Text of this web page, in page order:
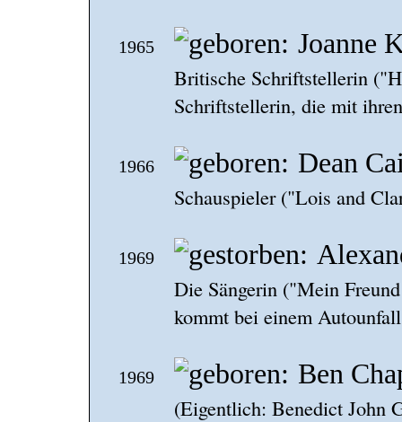
1965 Joanne
Britische Schriftstellerin
Schriftstellerin, die mit
1966 Dean
Schauspieler ("Lois and
1969
Die Sängerin ("Mein
kommt bei einem
1969 Ben
(Eigentlich: Benedict John